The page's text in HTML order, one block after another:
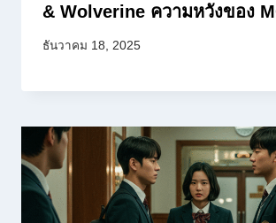
& Wolverine ความหวังของ
ธันวาคม 18, 2025